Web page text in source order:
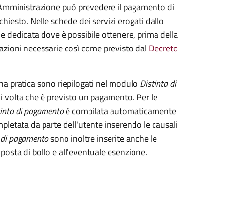
può prevedere il pagamento di
Nelle schede dei servizi erogati dallo
dedicata dove è possibile ottenere, prima della
necessarie così come previsto dal Decreto
pratica sono riepilogati nel modulo Distinta di
volta che è previsto un pagamento. Per le
di pagamentoè compilata automaticamente
da parte dell'utente inserendo le causali
pagamentosono inoltre inserite anche le
di bollo e all'eventuale esenzione.